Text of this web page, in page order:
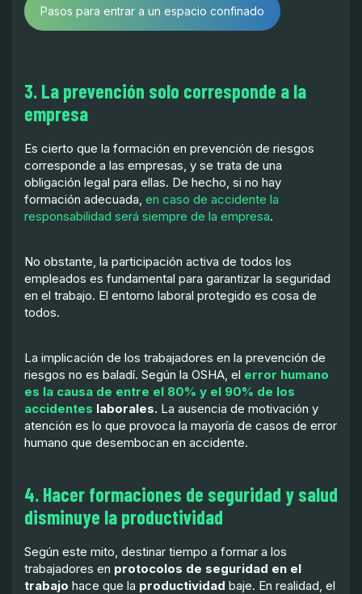
Pasos para entrar a un espacio confinado
3. La prevención solo corresponde a la
empresa
Es cierto que la formación en prevención de riesgos
corresponde a las empresas, y se trata de una
obligación legal para ellas. De hecho, si no hay
formación adecuada, en caso de accidente la
responsabilidad será siempre de la empresa.
No obstante, la participación activa de todos los
empleados es fundamental para garantizar la seguridad
en el trabajo. El entorno laboral protegido es cosa de
todos.
La implicación de los trabajadores en la prevención de
riesgos no es baladí. Según la OSHA, el error humano
es la causa de entre el 80% y el 90% de los
accidentes laborales. La ausencia de motivación y
atención es lo que provoca la mayoría de casos de error
humano que desembocan en accidente.
4. Hacer formaciones de seguridad y salud
disminuye la productividad
Según este mito, destinar tiempo a formar a los
trabajadores en protocolos de seguridad en el
trabajo hace que la productividad baje. En realidad, el